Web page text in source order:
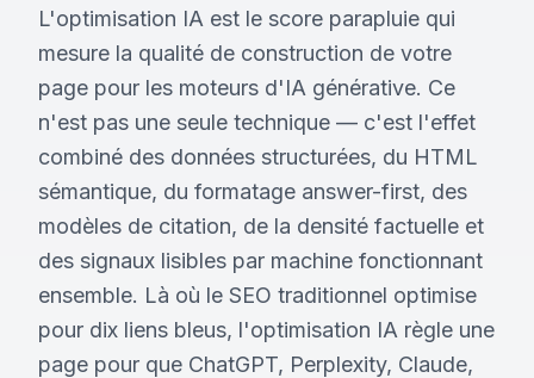
L'optimisation IA est le score parapluie qui
mesure la qualité de construction de votre
page pour les moteurs d'IA générative. Ce
n'est pas une seule technique — c'est l'effet
combiné des données structurées, du HTML
sémantique, du formatage answer-first, des
modèles de citation, de la densité factuelle et
des signaux lisibles par machine fonctionnant
ensemble. Là où le SEO traditionnel optimise
pour dix liens bleus, l'optimisation IA règle une
page pour que ChatGPT, Perplexity, Claude,